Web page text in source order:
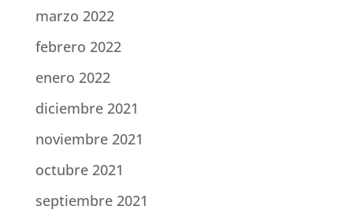
marzo 2022
febrero 2022
enero 2022
diciembre 2021
noviembre 2021
octubre 2021
septiembre 2021